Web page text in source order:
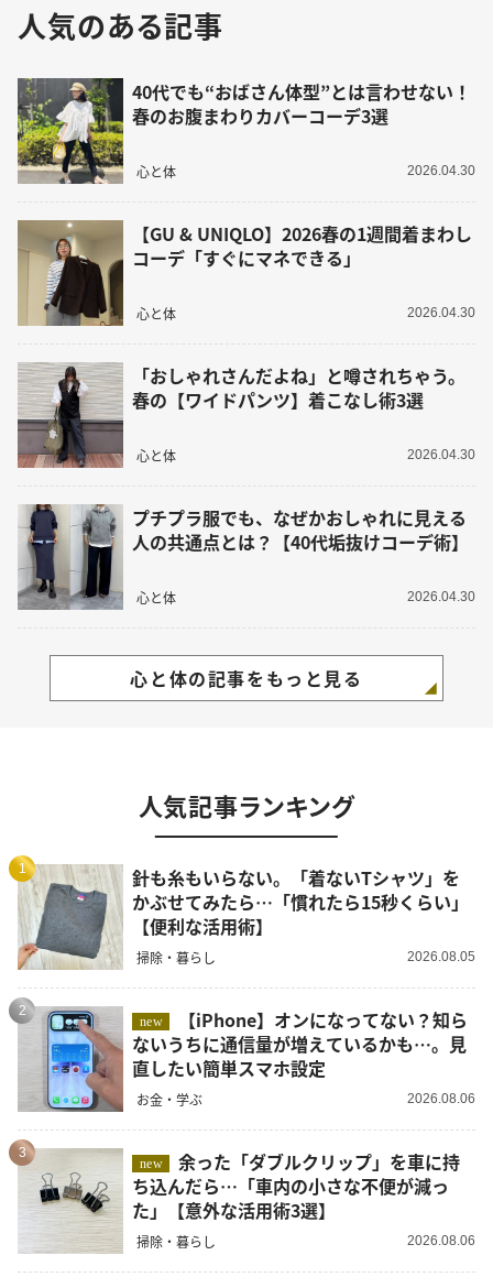
人気のある記事
40代でも“おばさん体型”とは言わせない！
春のお腹まわりカバーコーデ3選
心と体 2026.04.30
【GU & UNIQLO】2026春の1週間着まわし
コーデ「すぐにマネできる」
心と体 2026.04.30
「おしゃれさんだよね」と噂されちゃう。
春の【ワイドパンツ】着こなし術3選
心と体 2026.04.30
プチプラ服でも、なぜかおしゃれに見える
人の共通点とは？【40代垢抜けコーデ術】
心と体 2026.04.30
心と体の記事をもっと見る
人気記事ランキング
1
針も糸もいらない。「着ないTシャツ」を
かぶせてみたら…「慣れたら15秒くらい」
【便利な活用術】
掃除・暮らし 2026.08.05
2
new
ないうちに通信量が増えているかも…。見
直したい簡単スマホ設定
お金・学ぶ 2026.08.06
3
new
余った「ダブルクリップ」を車に持
ち込んだら…「車内の小さな不便が減っ
た」【意外な活用術3選】
掃除・暮らし 2026.08.06